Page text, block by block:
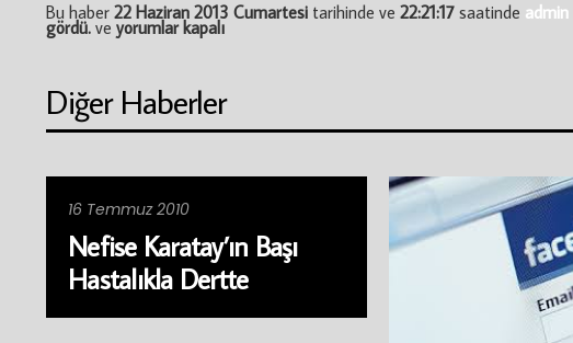
Bu haber 22 Haziran 2013 Cumartesi tarihinde ve 22:21:17 saatinde admin
gördü. ve Korumalı:
NRJ
yorumlar kapalı
Diğer Haberler
16 Temmuz 2010
Nefise Karatay’ın Başı
Hastalıkla Dertte